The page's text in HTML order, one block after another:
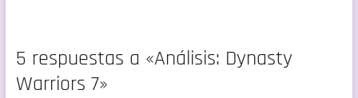
5 respuestas a «Análisis: Dynasty
Warriors 7»